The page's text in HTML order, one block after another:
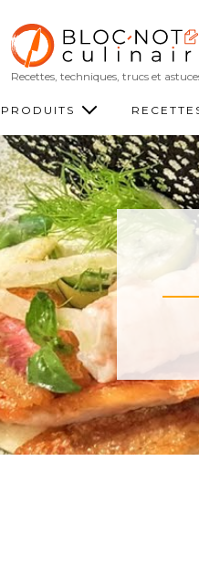
Recettes, techniques, trucs et
PRODUITS